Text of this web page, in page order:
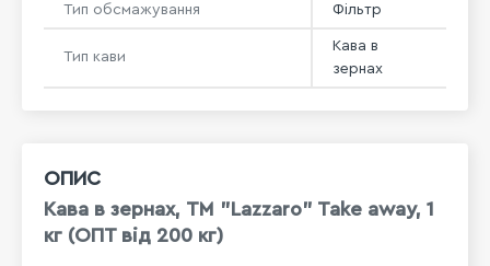
ОПИС
Кава в зернах, ТМ "Lazzaro" Take away, 1
кг (ОПТ від 200 кг)
Тип обсмажування Фільтр
Тип кави
Кава в
зернах